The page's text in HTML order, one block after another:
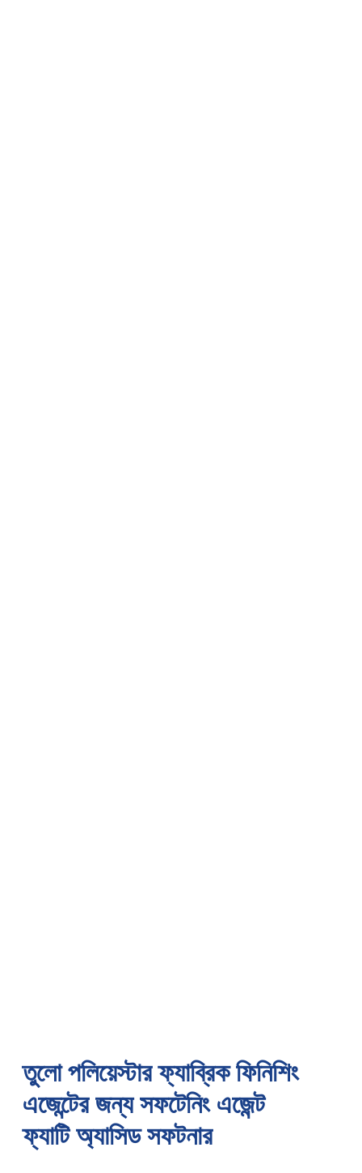
তুলো পলিয়েস্টার ফ্যাব্রিক ফিনিশিং
এজেন্টের জন্য সফটেনিং এজেন্ট
ফ্যাটি অ্যাসিড সফটনার